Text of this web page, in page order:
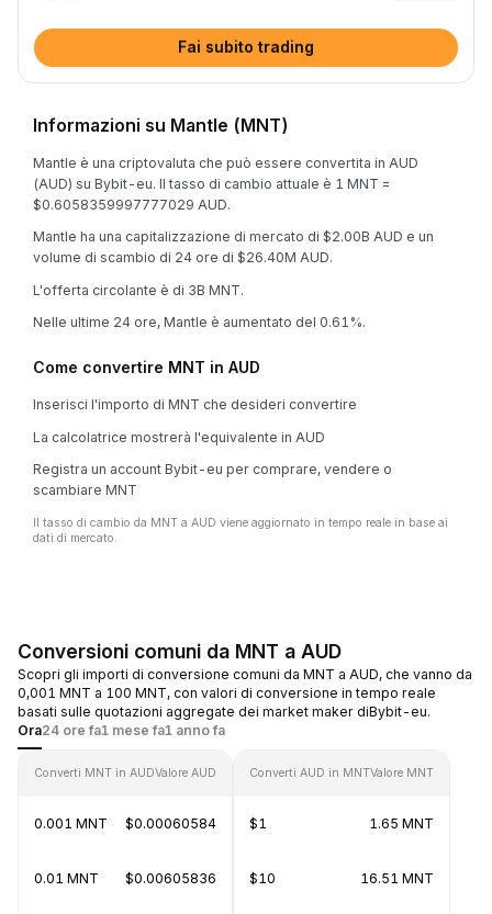
Fai subito trading
Informazioni su Mantle (MNT)
Mantle è una criptovaluta che può essere convertita in AUD
(AUD) su Bybit-eu. Il tasso di cambio attuale è 1 MNT =
$0.6058359997777029 AUD.
Mantle ha una capitalizzazione di mercato di $2.00B AUD e un
volume di scambio di 24 ore di $26.40M AUD.
L'offerta circolante è di 3B MNT.
Nelle ultime 24 ore, Mantle è aumentato del 0.61%.
Come convertire MNT in AUD
Inserisci l'importo di MNT che desideri convertire
La calcolatrice mostrerà l'equivalente in AUD
Registra un account Bybit-eu per comprare, vendere o
scambiare MNT
Il tasso di cambio da MNT a AUD viene aggiornato in tempo reale in base ai
dati di mercato.
Conversioni comuni da MNT a AUD
Scopri gli importi di conversione comuni da MNT a AUD, che vanno da
0,001 MNT a 100 MNT, con valori di conversione in tempo reale
basati sulle quotazioni aggregate dei market maker diBybit-eu.
Ora24 ore fa1 mese fa1 anno fa
Converti MNT in AUDValore AUD
0.001 MNT $0.00060584
0.01 MNT $0.00605836
Converti AUD in MNTValore MNT
$1 1.65 MNT
$10 16.51 MNT